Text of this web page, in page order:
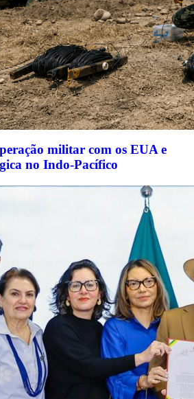
militar com os EUA e
no Indo-Pacífico